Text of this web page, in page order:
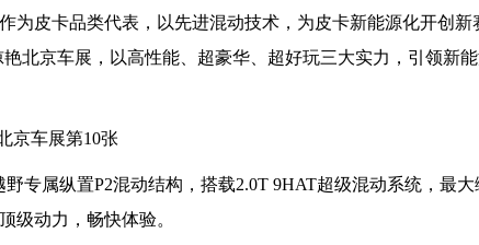
皮卡品类代表，以先进混动技术，为皮卡新能源化开创新
北京车展，以高性能、超豪华、超好玩三大实力，引领新
专属纵置P2混动结构，搭载2.0T 9HAT超级混动系统，最大
级动力，畅快体验。